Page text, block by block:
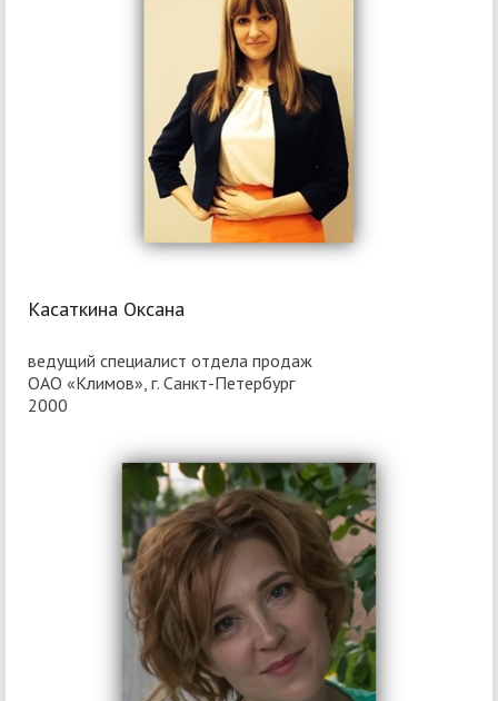
Касаткина Оксана
ведущий специалист отдела продаж
ОАО «Климов», г. Санкт-Петербург
2000